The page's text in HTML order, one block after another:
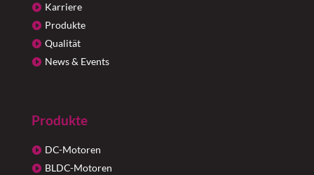
Karriere
Produkte
Qualität
News & Events
Produkte
DC-Motoren
BLDC-Motoren